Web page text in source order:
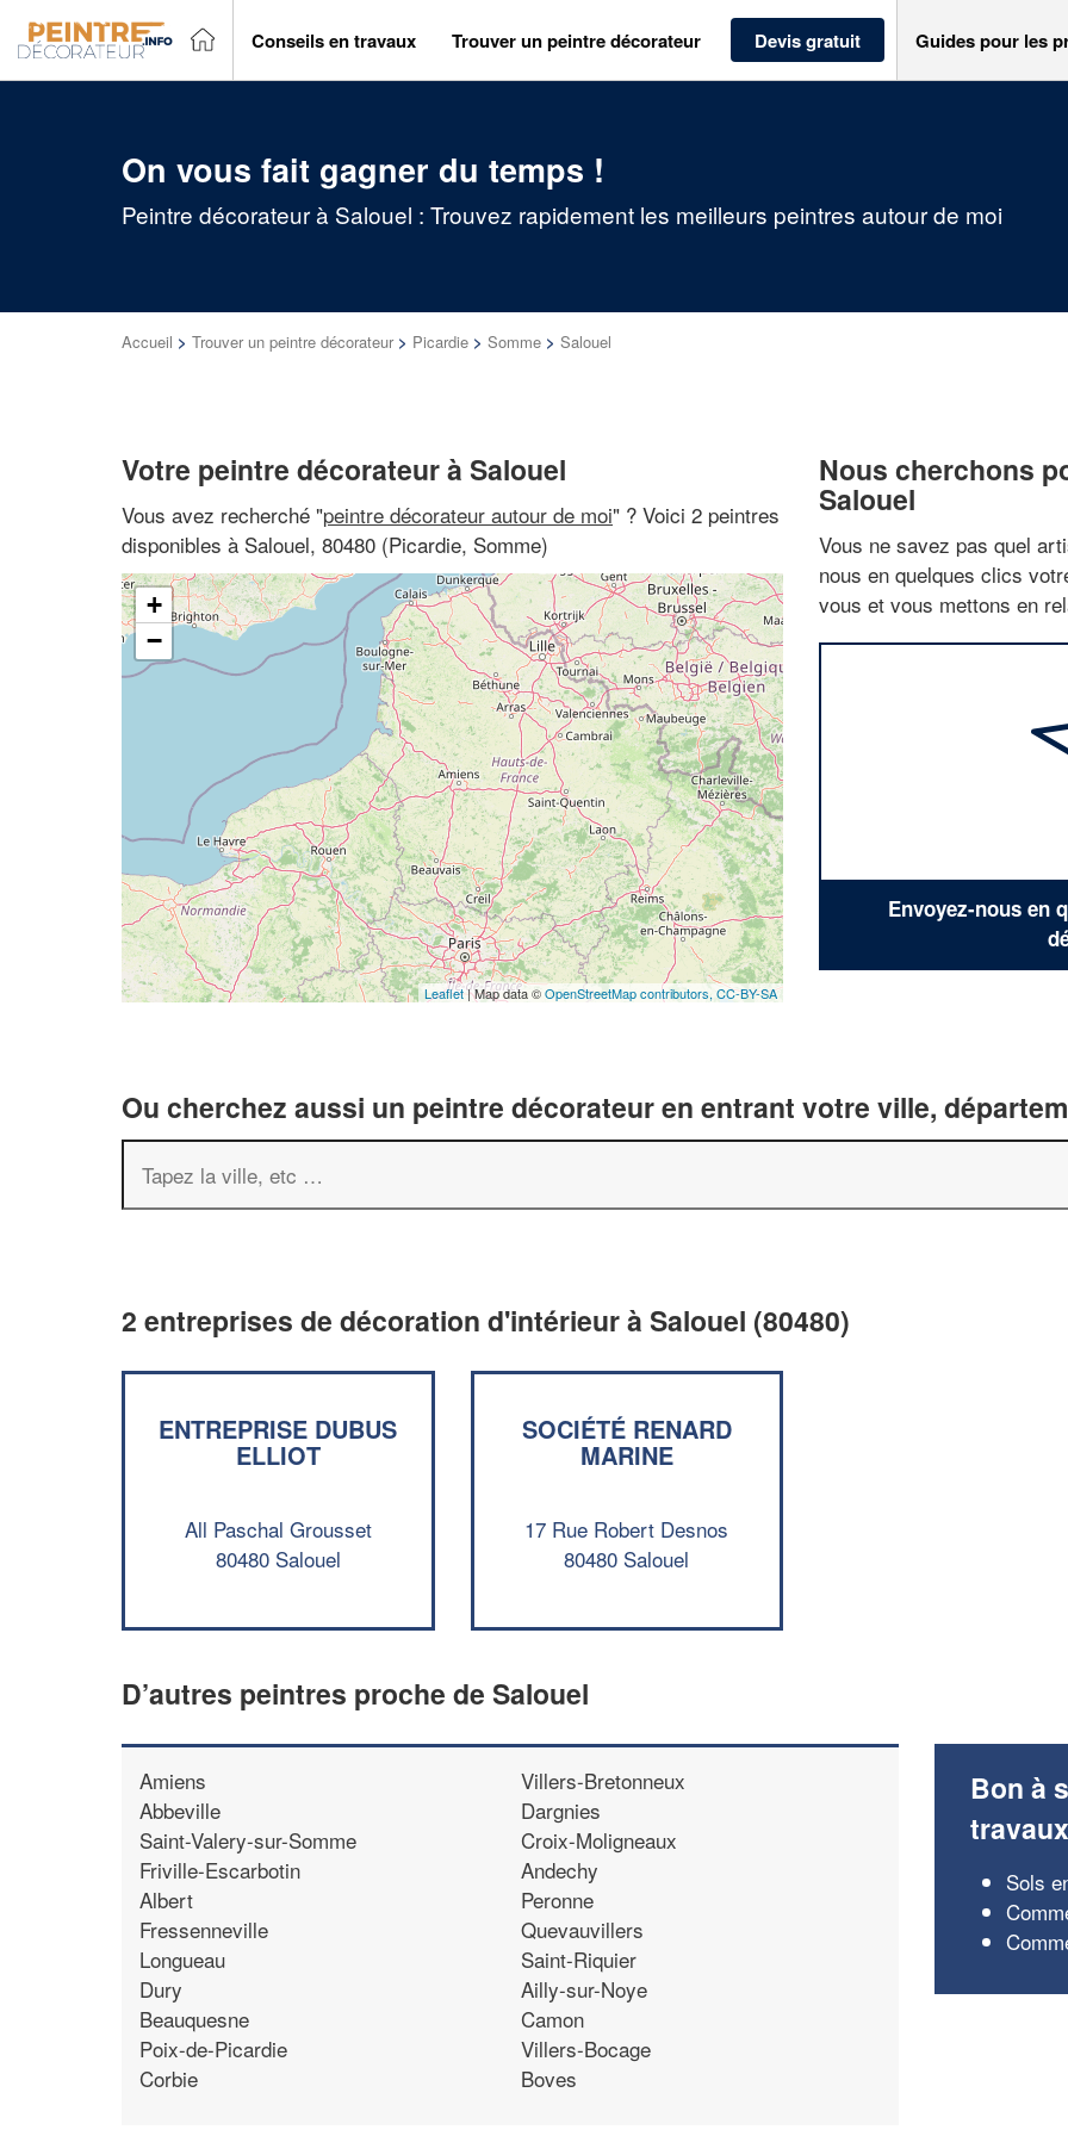
Conseils en travaux Trouver un peintre décorateur Devis gratuit Guides pour les
On vous fait gagner du temps !
Peintre décorateur à Salouel : Trouvez rapidement les meilleurs peintres autour de moi
Accueil > Trouver un peintre décorateur > Picardie > Somme > Salouel
Votre peintre décorateur à Salouel
Vous avez recherché "peintre décorateur autour de moi" ? Voici 2 peintres
disponibles à Salouel, 80480 (Picardie, Somme)
+
−
Leaflet| Map data ©OpenStreetMap contributors, CC-BY-SA
Nous cherchons
Salouel
Vous ne savez pas quel
nous en quelques clics
vous et vous mettons en
Envoyez-nous en
Ou cherchez aussi un peintre décorateur en entrant votre ville,
2 entreprises de décoration d'intérieur à Salouel (80480)
ENTREPRISE DUBUS
ELLIOT
All Paschal Grousset
80480 Salouel
SOCIÉTÉ RENARD
MARINE
17 Rue Robert Desnos
80480 Salouel
D’autres peintres proche de Salouel
Amiens
Abbeville
Saint-Valery-sur-Somme
Friville-Escarbotin
Albert
Fressenneville
Longueau
Dury
Beauquesne
Poix-de-Picardie
Corbie
Villers-Bretonneux
Dargnies
Croix-Moligneaux
Andechy
Peronne
Quevauvillers
Saint-Riquier
Ailly-sur-Noye
Camon
Villers-Bocage
Boves
Bon à
travaux
Sols